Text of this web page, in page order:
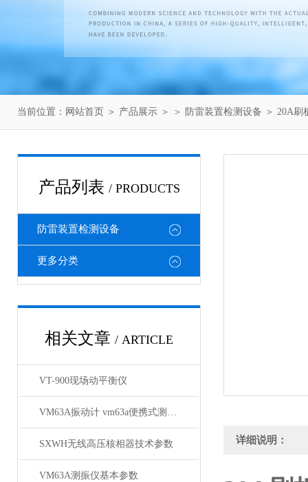
当前位置： 网站首页 ＞ 产品展示 ＞ ＞ 防雷装置检测设备 ＞ 20A刷
产品列表 / PRODUCTS
防雷装置检测设备
更多分类
相关文章 / ARTICLE
VT-900现场动平衡仪
VM63A振动计 vm63a便携式测振仪*
SXWH无线高压核相器技术参数
VM63A测振仪基本参数
详细说明：